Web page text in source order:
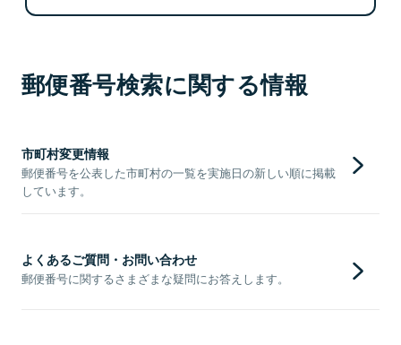
郵便番号検索に関する情報
市町村変更情報
郵便番号を公表した市町村の一覧を実施日の新しい順に掲載
しています。
よくあるご質問・お問い合わせ
郵便番号に関するさまざまな疑問にお答えします。